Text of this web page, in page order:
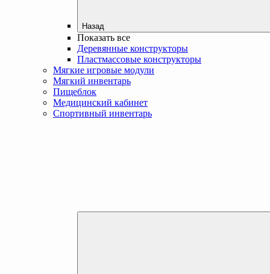
Назад
Показать все
Деревянные конструкторы
Пластмассовые конструкторы
Мягкие игровые модули
Мягкий инвентарь
Пищеблок
Медицинский кабинет
Спортивный инвентарь